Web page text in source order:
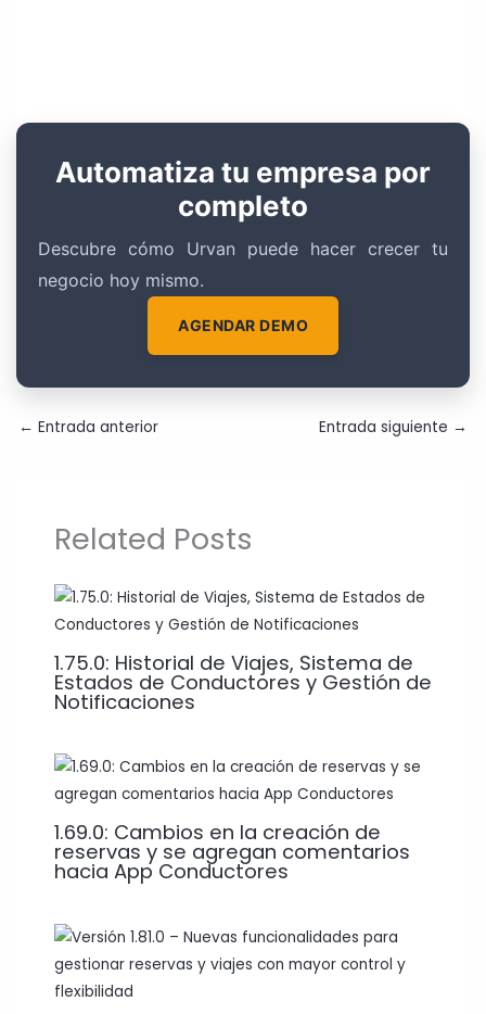
Automatiza tu empresa por
completo
Descubre cómo Urvan puede hacer crecer tu
negocio hoy mismo.
AGENDAR DEMO
← Entrada anterior Entrada siguiente →
Related Posts
1.75.0: Historial de Viajes, Sistema de
Estados de Conductores y Gestión de
Notificaciones
1.69.0: Cambios en la creación de
reservas y se agregan comentarios
hacia App Conductores